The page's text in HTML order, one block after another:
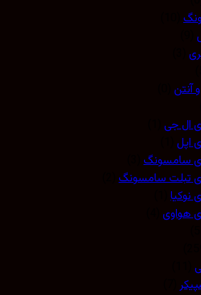
(0)
جی(1)
(1)
(3)
سامسونگ(2)
(1)
(4)
(7)